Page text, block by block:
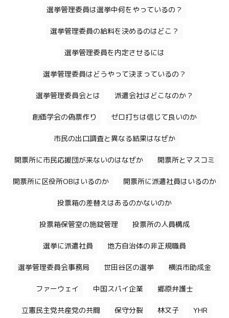
選挙管理委員は選挙中何をやっているの？
選挙管理委員の給料を決めるのはどこ？
選挙管理委員を内定させるには
選挙管理委員はどうやって決まっているの？
選挙管理委員会とは 派遣会社はどこなのか？
創価学会の偽票作り ゼロ打ちは信じて良いのか
市民の出口調査と異なる結果はなぜか
開票所に市民応援団が来ないのはなぜか 開票所とマスコミ
開票所に区役所OBはいるのか 開票所に派遣社員はいるのか
投票箱の差替えはあるのかないのか
投票箱保管室の施錠管理 投票所の人員構成
選挙に派遣社員 地方自治体の非正規職員
選挙管理委員会事務局 世田谷区の選挙 横浜市助成金
ファーウェイ 中国スパイ企業 郷原弁護士
立憲民主党共産党の共闘 保守分裂 林文子 YHR